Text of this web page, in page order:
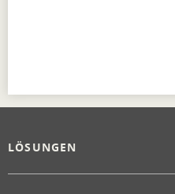
LÖSUNGEN